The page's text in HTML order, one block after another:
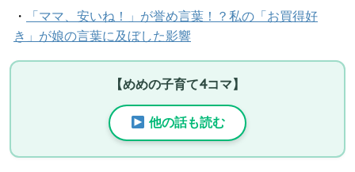
・
「ママ、安いね！」が誉め言葉！？私の「お買得好
き」が娘の言葉に及ぼした影響
【めめの子育て4コマ】
他の話も読む